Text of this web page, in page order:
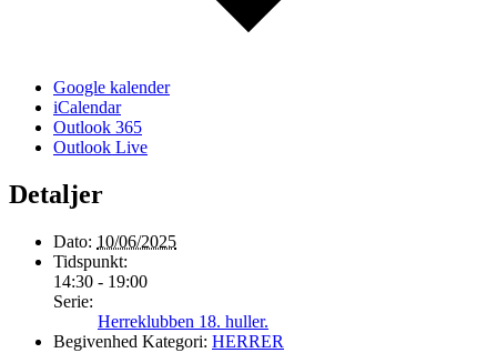
Google kalender
iCalendar
Outlook 365
Outlook Live
Detaljer
Dato: 10/06/2025
Tidspunkt:
14:30 - 19:00
Serie:
Herreklubben 18. huller.
Begivenhed Kategori: HERRER